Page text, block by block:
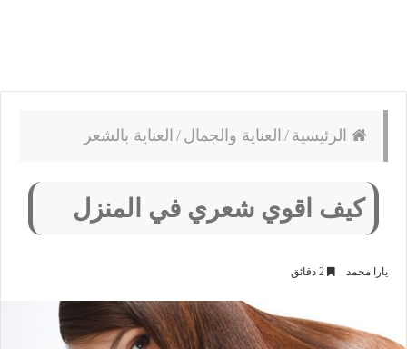
الرئيسية / العناية والجمال / العناية بالشعر
كيف اقوي شعري في المنزل
يارا محمد